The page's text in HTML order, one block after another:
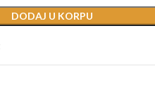
DODAJ U KORPU